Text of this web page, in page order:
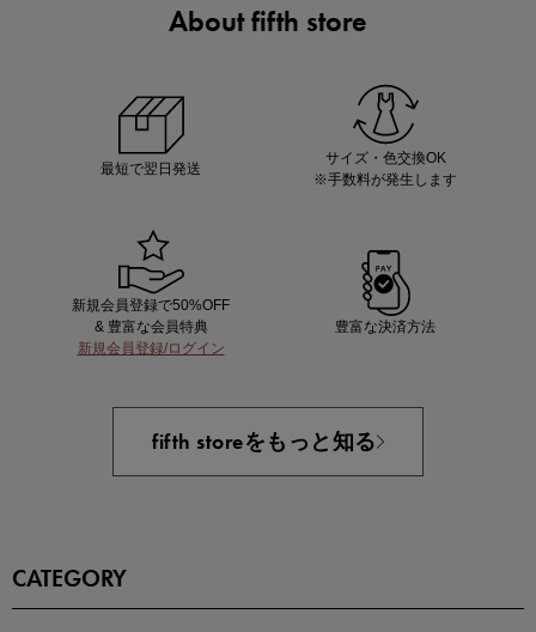
About fifth store
最短で翌日発送
サイズ・色交換OK
※手数料が発生します
新規会員登録で50%OFF
& 豊富な会員特典
新規会員登録/ログイン
豊富な決済方法
fifth storeをもっと知る
CATEGORY